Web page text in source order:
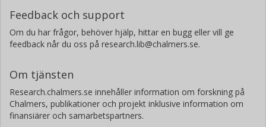
Feedback och support
Om du har frågor, behöver hjälp, hittar en bugg eller vill ge
feedback når du oss på research.lib@chalmers.se.
Om tjänsten
Research.chalmers.se innehåller information om forskning på
Chalmers, publikationer och projekt inklusive information om
finansiärer och samarbetspartners.